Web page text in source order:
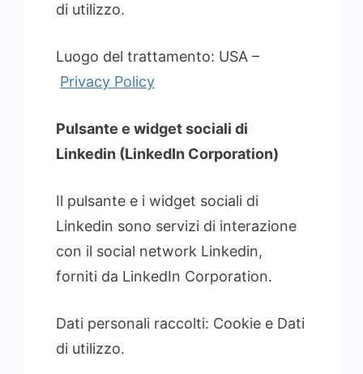
di utilizzo.
Luogo del trattamento: USA –
Privacy Policy
Pulsante e widget sociali di
Linkedin (LinkedIn Corporation)
Il pulsante e i widget sociali di
Linkedin sono servizi di interazione
con il social network Linkedin,
forniti da LinkedIn Corporation.
Dati personali raccolti: Cookie e Dati
di utilizzo.